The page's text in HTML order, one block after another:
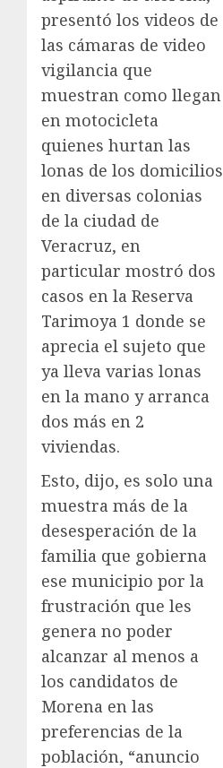
presentó los videos de
las cámaras de video
vigilancia que
muestran como llegan
en motocicleta
quienes hurtan las
lonas de los domicilios
en diversas colonias
de la ciudad de
Veracruz, en
particular mostró dos
casos en la Reserva
Tarimoya 1 donde se
aprecia el sujeto que
ya lleva varias lonas
en la mano y arranca
dos más en 2
viviendas.
Esto, dijo, es solo una
muestra más de la
desesperación de la
familia que gobierna
ese municipio por la
frustración que les
genera no poder
alcanzar al menos a
los candidatos de
Morena en las
preferencias de la
población, “anuncio